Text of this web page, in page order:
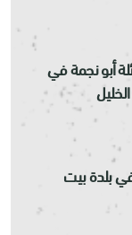
أبو نجمة في
بلدة بيت